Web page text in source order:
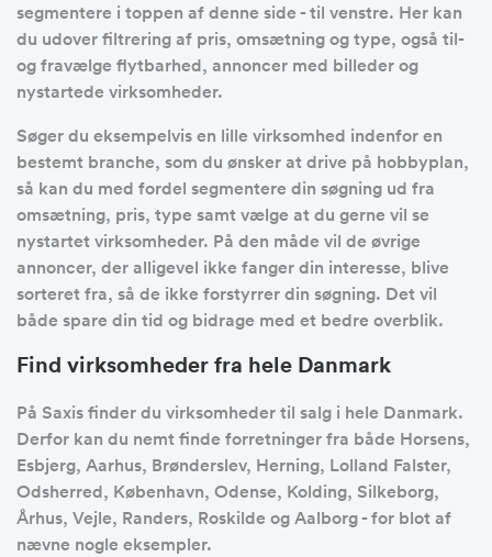
segmentere i toppen af denne side - til venstre. Her kan
du udover filtrering af pris, omsætning og type, også til-
og fravælge flytbarhed, annoncer med billeder og
nystartede virksomheder.
Søger du eksempelvis en lille virksomhed indenfor en
bestemt branche, som du ønsker at drive på hobbyplan,
så kan du med fordel segmentere din søgning ud fra
omsætning, pris, type samt vælge at du gerne vil se
nystartet virksomheder. På den måde vil de øvrige
annoncer, der alligevel ikke fanger din interesse, blive
sorteret fra, så de ikke forstyrrer din søgning. Det vil
både spare din tid og bidrage med et bedre overblik.
Find virksomheder fra hele Danmark
På Saxis finder du virksomheder til salg i hele Danmark.
Derfor kan du nemt finde forretninger fra både Horsens,
Esbjerg, Aarhus, Brønderslev, Herning, Lolland Falster,
Odsherred, København, Odense, Kolding, Silkeborg,
Århus, Vejle, Randers, Roskilde og Aalborg - for blot af
nævne nogle eksempler.